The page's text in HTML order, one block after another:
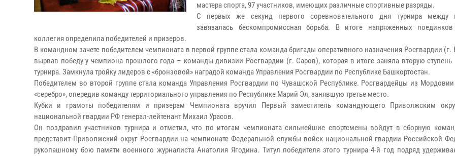
мастера спорта, 97 участников, имеющих различные спортивные разряды.
С первых же секунд первого соревновательного дня турнира между
завязалась бескомпромиссная борьба. В итоге напряженных поединков
коллегия определила победителей и призеров.
В командном зачете победителем чемпионата в первой группе стала команда бригады оперативного назначения Росгвардии (г.
вырвав победу у чемпиона прошлого года – команды дивизии Росгвардии (г. Саров), которая в итоге заняла вторую ступень
турнира. Замкнула тройку лидеров с «бронзовой» наградой команда Управления Росгвардии по Республике Башкортостан.
Победителем во второй группе стала команда Управления Росгвардии по Чувашской Республике. Росгвардейцы из
«серебро», опередив команду территориального управления по Республике Марий Эл, занявшую третье место.
Кубки и грамоты победителям и призерам Чемпионата вручил Первый заместитель командующего Приволжским
национальной гвардии РФ генерал-лейтенант Михаил Урасов.
Он поздравил участников турнира и отметил, что по итогам чемпионата сильнейшие спортсмены войдут в сборную
представит Приволжский округ Росгвардии на чемпионате Федеральной службы войск национальной гвардии Российской
рукопашному бою памяти военного журналиста Анатолия Ягодина. Титул победителя этого турнира 4-й год подряд